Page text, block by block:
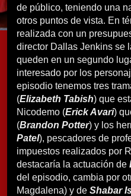
de público, teniendo una
otros puntos de vista. En
realizada con un
director Dallas Jenkins se
queden en un segundo
interesado por los
episodio tenemos tres
(Elizabeth Tabish) que
Nicodemo (Erick Avari)
(Brandon Potter) y los
Patel), pescadores de
impuestos realizados por
destacaría la actuación de
del episodio, cambia por
Magdalena) y de Shabar